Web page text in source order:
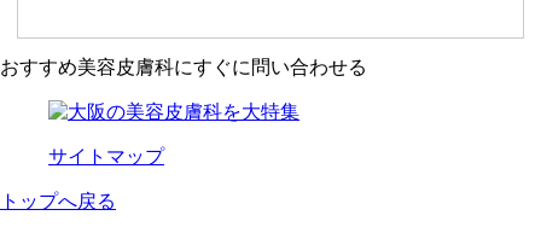
おすすめ美容皮膚科にすぐに問い合わせる
サイトマップ
トップへ戻る